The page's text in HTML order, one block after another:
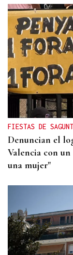
REPRESENTANTE
EEUU revoca
en el
FIESTAS DE SAGUNT
Denuncian el
Valencia con
una mujer"